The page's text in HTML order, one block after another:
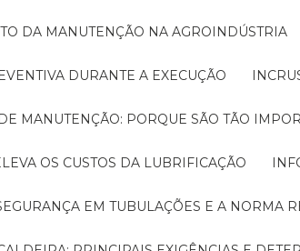
DA MANUTENÇÃO NA AGROINDÚSTRIA
DURANTE A EXECUÇÃO
MANUTENÇÃO: PORQUE SÃO TÃO
OS CUSTOS DA LUBRIFICAÇÃO
EM TUBULAÇÕES E A NORMA